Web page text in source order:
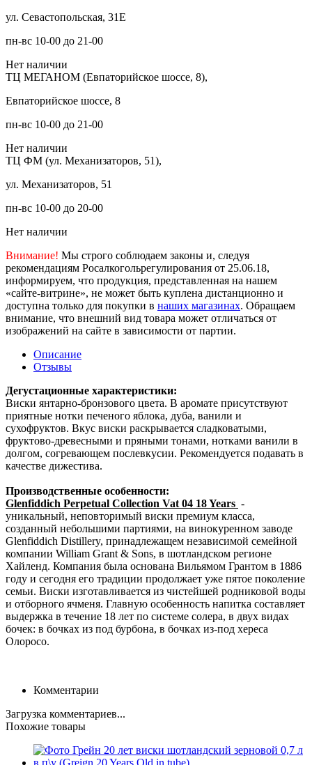
ул. Севастопольская, 31Е
пн-вс 10-00 до 21-00
Нет наличии
ТЦ МЕГАНОМ (Евпаторийское шоссе, 8),
Евпаторийское шоссе, 8
пн-вс 10-00 до 21-00
Нет наличии
ТЦ ФМ (ул. Механизаторов, 51),
ул. Механизаторов, 51
пн-вс 10-00 до 20-00
Нет наличии
Внимание! Мы строго соблюдаем законы и, следуя
рекомендациям Росалкогольрегулирования от 25.06.18,
информируем, что продукция, представленная на нашем
«сайте-витрине», не может быть куплена дистанционно и
доступна только для покупки в наших магазинах. Обращаем
внимание, что внешний вид товара может отличаться от
изображений на сайте в зависимости от партии.
Описание
Отзывы
Дегустационные характеристики:
Виски янтарно-бронзового цвета. В аромате присутствуют
приятные нотки печеного яблока, дуба, ванили и
сухофруктов. Вкус виски раскрывается сладковатыми,
фруктово-древесными и пряными тонами, нотками ванили в
долгом, согревающем послевкусии. Рекомендуется подавать в
качестве дижестива.
Производственные особенности:
Glenfiddich Perpetual Collection Vat 04 18 Years -
уникальный, неповторимый виски премиум класса,
созданный небольшими партиями, на винокуренном заводе
Glenfiddich Distillery, принадлежащем независимой семейной
компании William Grant & Sons, в шотландском регионе
Хайленд. Компания была основана Вильямом Грантом в 1886
году и сегодня его традиции продолжает уже пятое поколение
семьи. Виски изготавливается из чистейшей родниковой воды
и отборного ячменя. Главную особенность напитка составляет
выдержка в течение 18 лет по системе солера, в двух видах
бочек: в бочках из под бурбона, в бочках из-под хереса
Олоросо.
Комментарии
Загрузка комментариев...
Похожие товары